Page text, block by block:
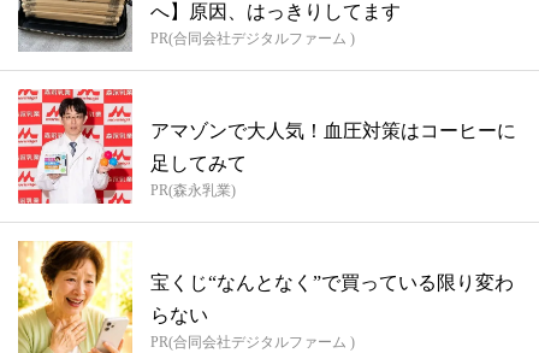
へ】原因、はっきりしてます
PR(合同会社デジタルファーム )
アマゾンで大人気！血圧対策はコーヒーに
足してみて
PR(森永乳業)
宝くじ“なんとなく”で買っている限り変わ
らない
PR(合同会社デジタルファーム )